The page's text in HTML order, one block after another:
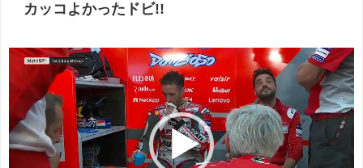
カッコよかったドビ!!
プ
レ
ー